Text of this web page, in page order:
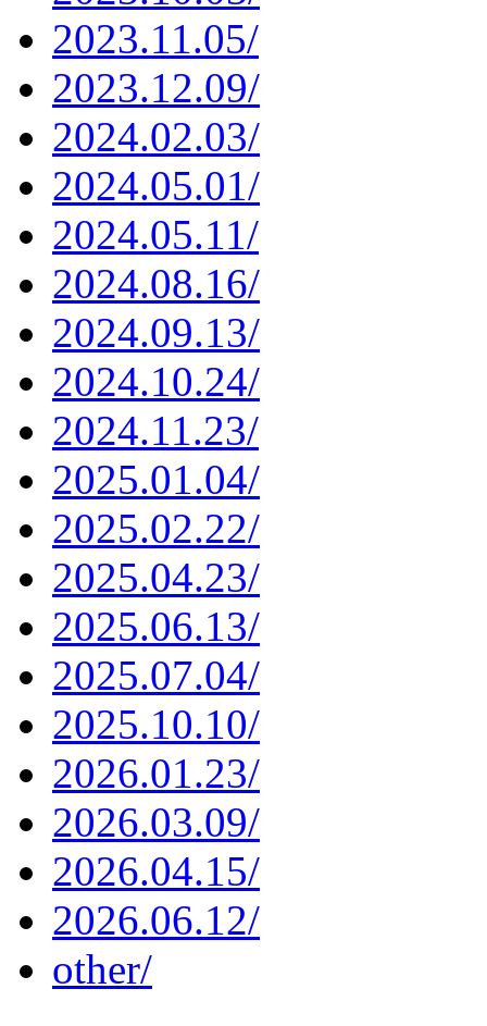
2023.11.05/
2023.12.09/
2024.02.03/
2024.05.01/
2024.05.11/
2024.08.16/
2024.09.13/
2024.10.24/
2024.11.23/
2025.01.04/
2025.02.22/
2025.04.23/
2025.06.13/
2025.07.04/
2025.10.10/
2026.01.23/
2026.03.09/
2026.04.15/
2026.06.12/
other/